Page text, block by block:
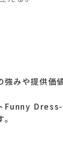
みや提供価
Funny